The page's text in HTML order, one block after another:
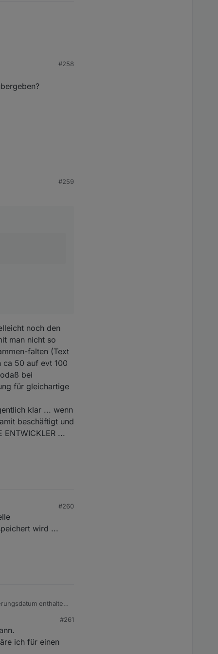
grandios :) #258
#259
noch den
man nicht so
falten (Text
ca 50 auf evt 100
bei
für gleichartige
klar ... wenn
beschäftigt und
...
#260
wird ...
enthalten
#261
ich für einen